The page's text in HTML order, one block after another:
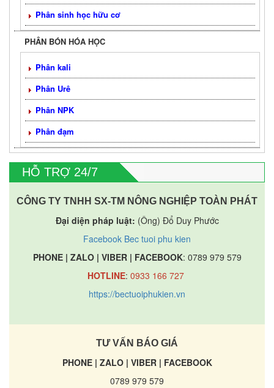
Phân sinh học hữu cơ
PHÂN BÓN HÓA HỌC
Phân kali
Phân Urê
Phân NPK
Phân đạm
HỖ TRỢ 24/7
CÔNG TY TNHH SX-TM NÔNG NGHIỆP TOÀN PHÁT
Đại diện pháp luật: (Ông) Đổ Duy Phước
Facebook Bec tuoi phu kien
PHONE | ZALO | VIBER | FACEBOOK: 0789 979 579
HOTLINE: 0933 166 727
https://bectuoiphukien.vn
TƯ VẤN BÁO GIÁ
PHONE | ZALO | VIBER | FACEBOOK
0789 979 579